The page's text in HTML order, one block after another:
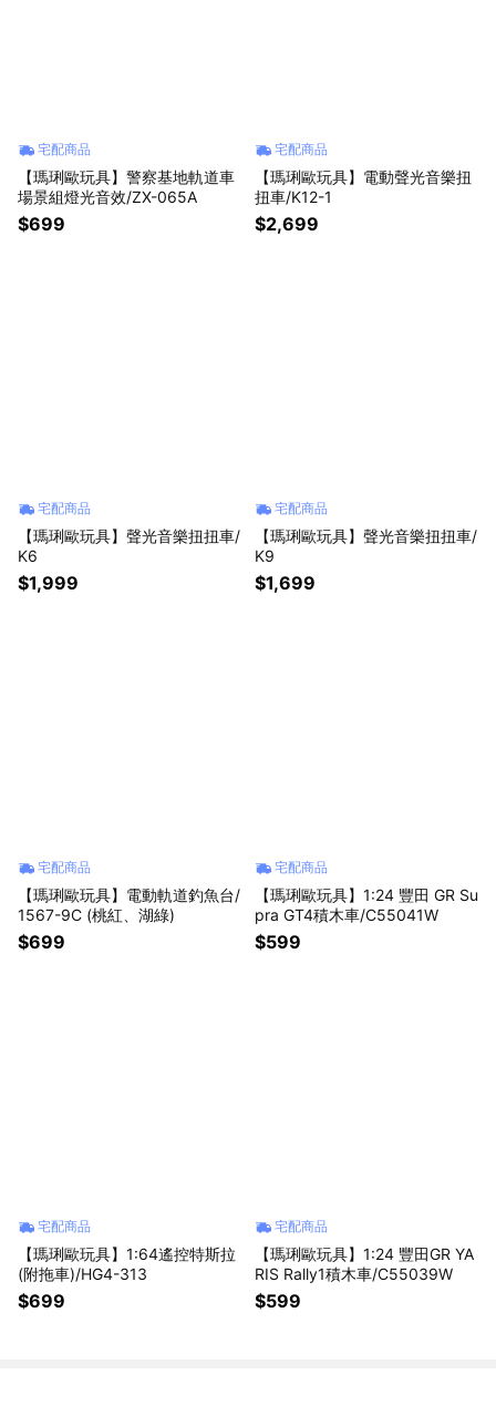
宅配商品
【瑪琍歐玩具】警察基地軌道車
場景組燈光音效/ZX-065A
$699
宅配商品
【瑪琍歐玩具】電動聲光音樂扭
扭車/K12-1
$2,699
宅配商品
【瑪琍歐玩具】聲光音樂扭扭車/
K6
$1,999
宅配商品
【瑪琍歐玩具】聲光音樂扭扭車/
K9
$1,699
宅配商品
【瑪琍歐玩具】電動軌道釣魚台/
1567-9C (桃紅、湖綠)
$699
宅配商品
【瑪琍歐玩具】1:24 豐田 GR Su
pra GT4積木車/C55041W
$599
宅配商品
【瑪琍歐玩具】1:64遙控特斯拉
(附拖車)/HG4-313
$699
宅配商品
【瑪琍歐玩具】1:24 豐田GR YA
RIS Rally1積木車/C55039W
$599